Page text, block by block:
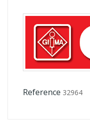
Reference 32964